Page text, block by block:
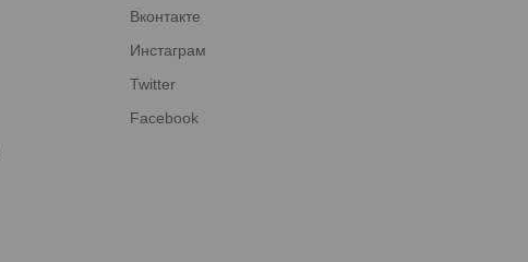
Вконтакте
Инстаграм
Twitter
Facebook